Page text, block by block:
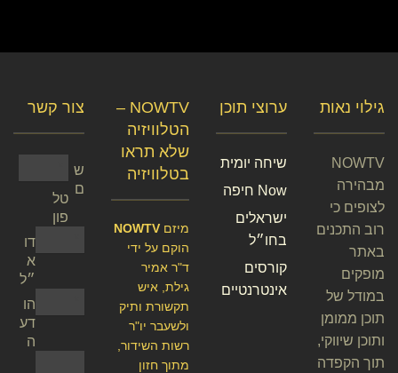
צור קשר
ש
ם
טל
פון
דו
א
״ל
הו
דע
ה
NOWTV –
הטלוויזיה
שלא תראו
בטלוויזיה
מיזם NOWTV
הוקם על ידי
ד"ר אמיר
גילת, איש
תקשורת ותיק
ולשעבר יו"ר
רשות השידור,
מתוך חזון
ערוצי תוכן
שיחה יומית
Now חיפה
ישראלים
בחו״ל
קורסים
אינטרנטיים
גילוי נאות
NOWTV
מבהירה
לצופים כי
רוב התכנים
באתר
מופקים
במודל של
תוכן ממומן
ותוכן שיווקי,
תוך הקפדה